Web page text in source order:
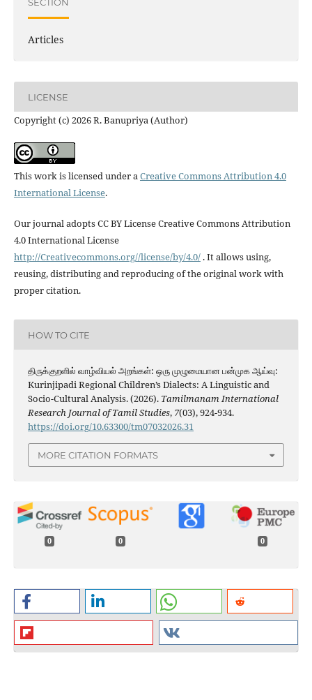
Articles
LICENSE
Copyright (c) 2026 R. Banupriya (Author)
This work is licensed under aCreative Commons Attribution 4.0
International License.
Our journal adopts CC BY License Creative Commons Attribution
4.0 International License
http://Creativecommons.org//license/by/4.0/. It allows using,
reusing, distributing and reproducing of the original work with
proper citation.
HOW TO CITE
திருக்குறளில் வாழ்வியல் அறங்கள்: ஒரு முழுமையான பன்முக ஆய்வு:
Kurinjipadi Regional Children’s Dialects: A Linguistic and
Socio-Cultural Analysis. (2026). Tamilmanam International
Research Journal of Tamil Studies, 7(03), 924-934.
https://doi.org/10.63300/tm07032026.31
MORE CITATION FORMATS
0 0 0